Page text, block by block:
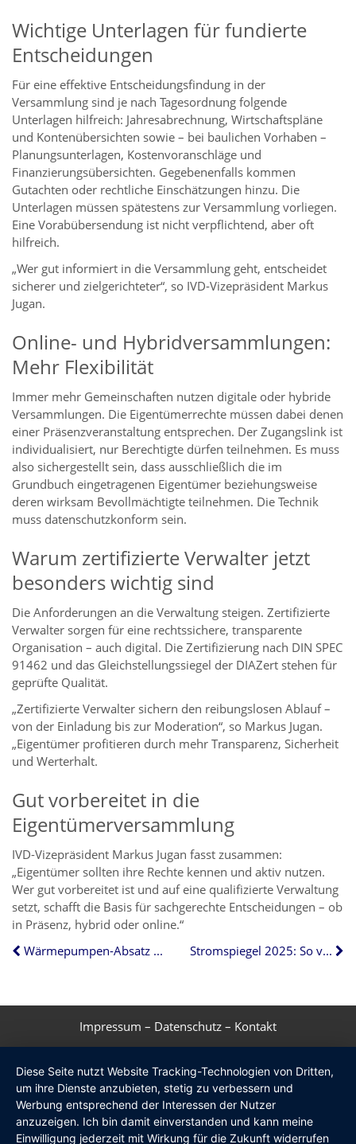
Wichtige Unterlagen für fundierte
Entscheidungen
Für eine effektive Entscheidungsfindung in der
Versammlung sind je nach Tagesordnung folgende
Unterlagen hilfreich: Jahresabrechnung, Wirtschaftspläne
und Kontenübersichten sowie – bei baulichen Vorhaben –
Planungsunterlagen, Kostenvoranschläge und
Finanzierungsübersichten. Gegebenenfalls kommen
Gutachten oder rechtliche Einschätzungen hinzu. Die
Unterlagen müssen spätestens zur Versammlung vorliegen.
Eine Vorabübersendung ist nicht verpflichtend, aber oft
hilfreich.
„Wer gut informiert in die Versammlung geht, entscheidet
sicherer und zielgerichteter“, so IVD-Vizepräsident Markus
Jugan.
Online- und Hybridversammlungen:
Mehr Flexibilität
Immer mehr Gemeinschaften nutzen digitale oder hybride
Versammlungen. Die Eigentümerrechte müssen dabei denen
einer Präsenzveranstaltung entsprechen. Der Zugangslink ist
individualisiert, nur Berechtigte dürfen teilnehmen. Es muss
also sichergestellt sein, dass ausschließlich die im
Grundbuch eingetragenen Eigentümer beziehungsweise
deren wirksam Bevollmächtigte teilnehmen. Die Technik
muss datenschutzkonform sein.
Warum zertifizierte Verwalter jetzt
besonders wichtig sind
Die Anforderungen an die Verwaltung steigen. Zertifizierte
Verwalter sorgen für eine rechtssichere, transparente
Organisation – auch digital. Die Zertifizierung nach DIN SPEC
91462 und das Gleichstellungssiegel der DIAZert stehen für
geprüfte Qualität.
„Zertifizierte Verwalter sichern den reibungslosen Ablauf –
von der Einladung bis zur Moderation“, so Markus Jugan.
„Eigentümer profitieren durch mehr Transparenz, Sicherheit
und Werterhalt.
Gut vorbereitet in die
Eigentümerversammlung
IVD-Vizepräsident Markus Jugan fasst zusammen:
„Eigentümer sollten ihre Rechte kennen und aktiv nutzen.
Wer gut vorbereitet ist und auf eine qualifizierte Verwaltung
setzt, schafft die Basis für sachgerechte Entscheidungen – ob
in Präsenz, hybrid oder online.“
Wärmepumpen-Absatz steigt um 35 Prozent
Stromspiegel 2025: So viel können die Deutschen einsparen
Impressum – Datenschutz – Kontakt
Diese Seite nutzt Website Tracking-Technologien von Dritten,
um ihre Dienste anzubieten, stetig zu verbessern und
Werbung entsprechend der Interessen der Nutzer
anzuzeigen. Ich bin damit einverstanden und kann meine
Einwilligung jederzeit mit Wirkung für die Zukunft widerrufen